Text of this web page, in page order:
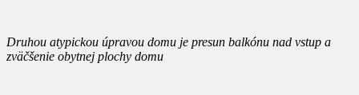
Druhou atypickou úpravou domu je presun balkónu nad vstup a
zväčšenie obytnej plochy domu